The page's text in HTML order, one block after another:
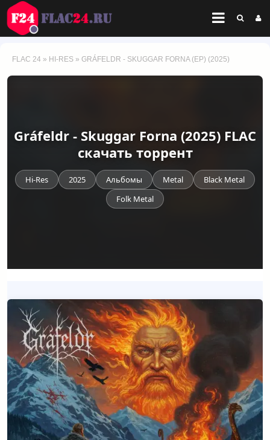
FLAC 24 » HI-RES » GRÁFELDR - SKUGGAR FORNA (EP) (2025)
Gráfeldr - Skuggar Forna (2025) FLAC
скачать торрент
Hi-Res 2025 Альбомы Metal
Black Metal
Folk Metal